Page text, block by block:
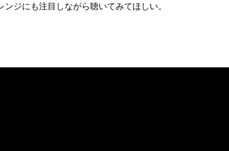
ジにも注目しながら聴いてみてほしい。